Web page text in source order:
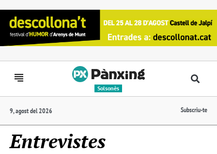
Solsonès
9, agost del 2026 Subscriu-te
Entrevistes